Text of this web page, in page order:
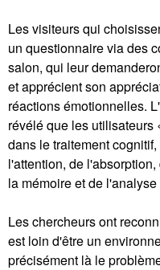
Les visiteurs qui
un questionnaire via des
salon, qui leur
et apprécient son
réactions émotionnelles.
révélé que les utilisateurs
dans le traitement
l'attention, de
la mémoire et de
Les chercheurs ont
est loin d'être un
précisément là le